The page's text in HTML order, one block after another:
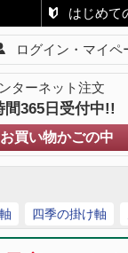
はじめて
ログイン・マイペ
ターネット注文
間365日受付中!!
お買い物かごの中
四季の掛け軸